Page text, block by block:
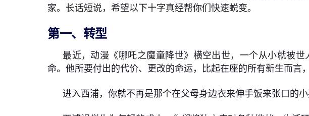
家。长话短说，希望以下十字真经帮你们快速蜕变。
第一、转型
最近，动漫《哪吒之魔童降世》横空出世，一个从小就被
命。他所要付出的代价、更改的命运，比起在座的所有新生而言
进入西浦，你就不再是那个在父母身边衣来伸手饭来张口的